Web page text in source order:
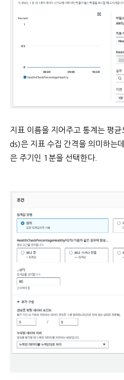
지표 이름을 지어주고 통계는 평
ds)은 지표 수집 간격을 의미하는
은 주기인 1분을 선택한다.